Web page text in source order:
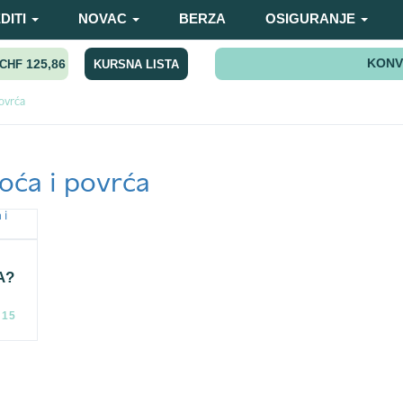
NOVAC BERZA OSIGURANJE
CHF 125,86 KURSNA LISTA
i povrća